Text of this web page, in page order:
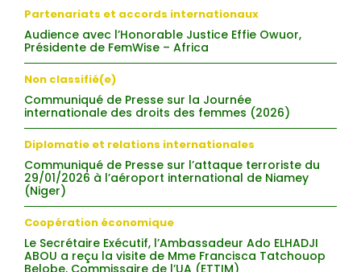
Partenariats et accords internationaux
Audience avec l’Honorable Justice Effie Owuor,
Présidente de FemWise – Africa
Non classifié(e)
Communiqué de Presse sur la Journée
internationale des droits des femmes (2026)
Diplomatie et relations internationales
Communiqué de Presse sur l’attaque terroriste du
29/01/2026 à l’aéroport international de Niamey
(Niger)
Coopération économique
Le Secrétaire Exécutif, l’Ambassadeur Ado ELHADJI
ABOU a reçu la visite de Mme Francisca Tatchouop
Belobe, Commissaire de l’UA (ETTIM)